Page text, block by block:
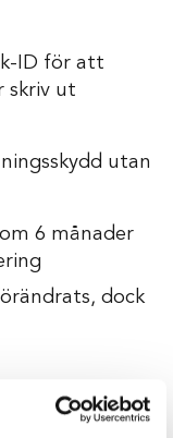
ID för att
skriv ut
utan
6 månader
dock
med
gäller